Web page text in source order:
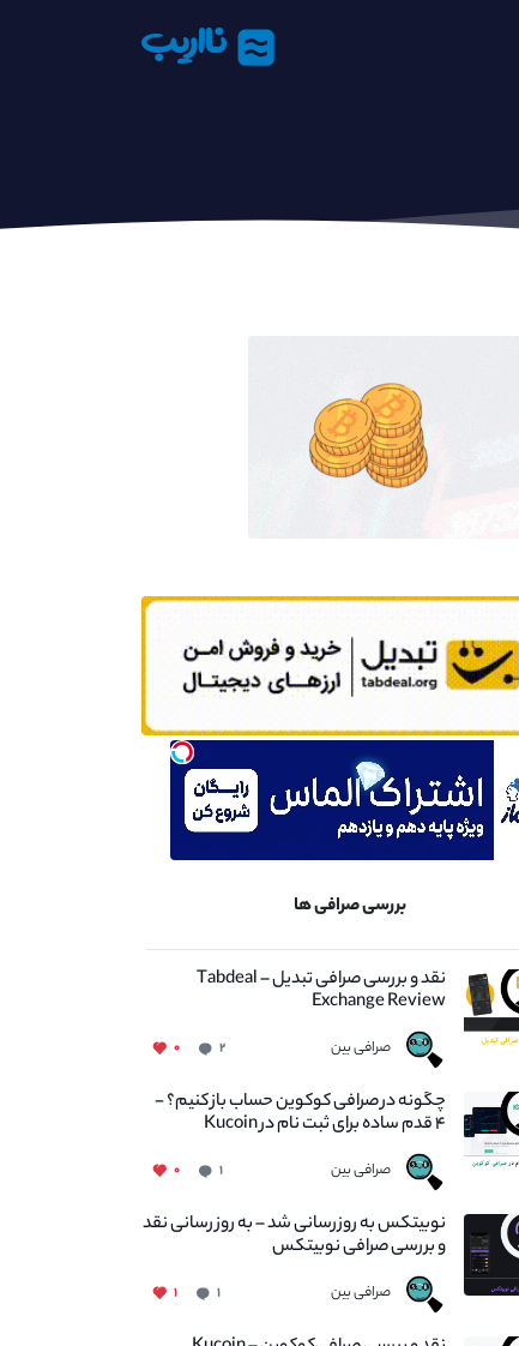
نااریب
بررسی صرافی ها
نقد و بررسی صرافی تبدیل – Tabdeal
Exchange Review
صرافی بین ۲ ۰
چگونه در صرافی کوکوین حساب باز کنیم؟ -
۴ قدم ساده برای ثبت نام در Kucoin
صرافی بین ۱ ۰
نوبیتکس به روزرسانی شد – به روز رسانی نقد
و بررسی صرافی نوبیتکس
صرافی بین ۱ ۱